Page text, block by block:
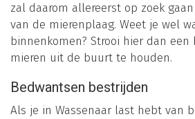
zal daarom allereerst op zoek
van de mierenplaag. Weet je wel
binnenkomen? Strooi hier dan
mieren uit de buurt te houden.
Bedwantsen bestrijden
Als je in Wassenaar last hebt van